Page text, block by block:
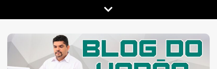
to
content